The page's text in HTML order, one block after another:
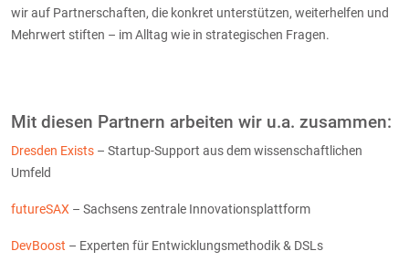
wir auf Partnerschaften, die konkret unterstützen, weiterhelfen und
Mehrwert stiften – im Alltag wie in strategischen Fragen.
Mit diesen Partnern arbeiten wir u.a. zusammen:
Dresden Exists – Startup-Support aus dem wissenschaftlichen
Umfeld
futureSAX – Sachsens zentrale Innovationsplattform
DevBoost – Experten für Entwicklungsmethodik & DSLs